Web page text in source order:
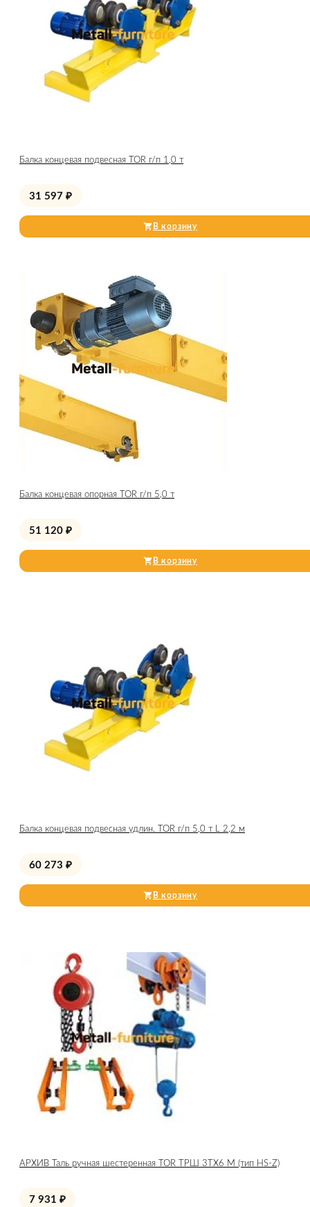
Балка концевая подвесная TOR г/п 1,0 т
31 597 ₽
В корзину
Балка концевая опорная TOR г/п 5,0 т
51 120 ₽
В корзину
Балка концевая подвесная удлин. TOR г/п 5,0 т L 2,2 м
60 273 ₽
В корзину
АРХИВ Таль ручная шестеренная TOR ТРШ 3ТХ6 М (тип HS-Z)
7 931 ₽